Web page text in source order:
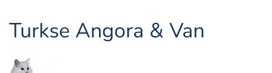
Turkse Angora & Van